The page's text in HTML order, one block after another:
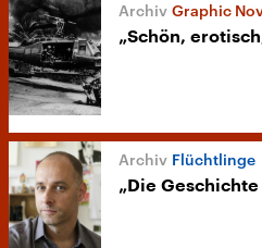
Graphic
„Schön,
Flüchtlinge
„Die